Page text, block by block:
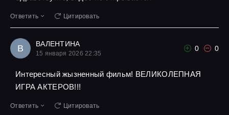
Ответить Цитировать
В ВАЛЕНТИНА
15 января 2026 22:35
0 0
Интересный жызненный фильм! ВЕЛИКОЛЕПНАЯ
ИГРА АКТЕРОВ!!!
Ответить Цитировать